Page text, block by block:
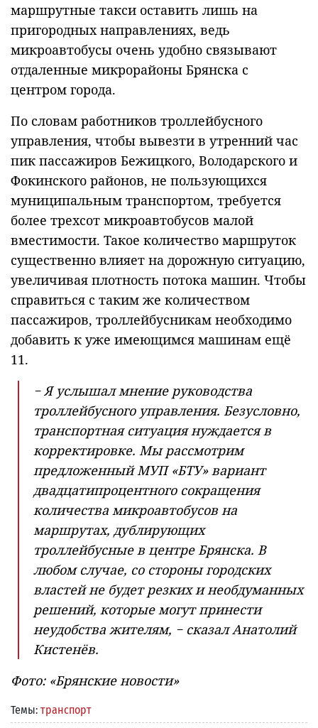
маршрутные такси оставить лишь на
пригородных направлениях, ведь
микроавтобусы очень удобно связывают
отдаленные микрорайоны Брянска с
центром города.
По словам работников троллейбусного
управления, чтобы вывезти в утренний час
пик пассажиров Бежицкого, Володарского и
Фокинского районов, не пользующихся
муниципальным транспортом, требуется
более трехсот микроавтобусов малой
вместимости. Такое количество маршруток
существенно влияет на дорожную ситуацию,
увеличивая плотность потока машин. Чтобы
справиться с таким же количеством
пассажиров, троллейбусникам необходимо
добавить к уже имеющимся машинам ещё
11.
− Я услышал мнение руководства
троллейбусного управления. Безусловно,
транспортная ситуация нуждается в
корректировке. Мы рассмотрим
предложенный МУП «БТУ» вариант
двадцатипроцентного сокращения
количества микроавтобусов на
маршрутах, дублирующих
троллейбусные в центре Брянска. В
любом случае, со стороны городских
властей не будет резких и необдуманных
решений, которые могут принести
неудобства жителям, − сказал Анатолий
Кистенёв.
Фото: «Брянские новости»
Темы: транспорт